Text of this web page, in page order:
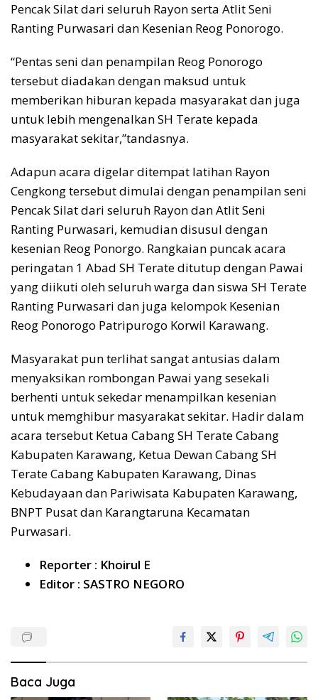
Pencak Silat dari seluruh Rayon serta Atlit Seni
Ranting Purwasari dan Kesenian Reog Ponorogo.
“Pentas seni dan penampilan Reog Ponorogo
tersebut diadakan dengan maksud untuk
memberikan hiburan kepada masyarakat dan juga
untuk lebih mengenalkan SH Terate kepada
masyarakat sekitar,”tandasnya.
Adapun acara digelar ditempat latihan Rayon
Cengkong tersebut dimulai dengan penampilan seni
Pencak Silat dari seluruh Rayon dan Atlit Seni
Ranting Purwasari, kemudian disusul dengan
kesenian Reog Ponorgo. Rangkaian puncak acara
peringatan 1 Abad SH Terate ditutup dengan Pawai
yang diikuti oleh seluruh warga dan siswa SH Terate
Ranting Purwasari dan juga kelompok Kesenian
Reog Ponorogo Patripurogo Korwil Karawang.
Masyarakat pun terlihat sangat antusias dalam
menyaksikan rombongan Pawai yang sesekali
berhenti untuk sekedar menampilkan kesenian
untuk memghibur masyarakat sekitar. Hadir dalam
acara tersebut Ketua Cabang SH Terate Cabang
Kabupaten Karawang, Ketua Dewan Cabang SH
Terate Cabang Kabupaten Karawang, Dinas
Kebudayaan dan Pariwisata Kabupaten Karawang,
BNPT Pusat dan Karangtaruna Kecamatan
Purwasari.
Reporter : Khoirul E
Editor : SASTRO NEGORO
Baca Juga